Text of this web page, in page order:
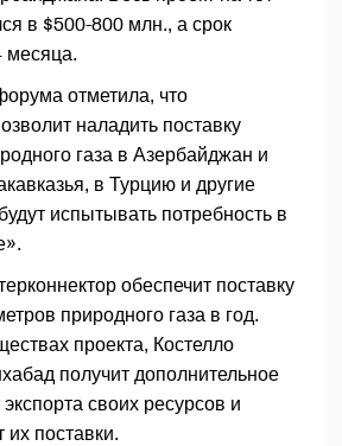
в $500-800 млн., а срок
месяца.
отметила, что
наладить поставку
газа в Азербайджан и
в Турцию и другие
испытывать потребность в
обеспечит поставку
природного газа в год.
проекта, Костелло
получит дополнительное
своих ресурсов и
поставки.